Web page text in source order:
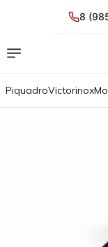
8
PiquadroVictorinox